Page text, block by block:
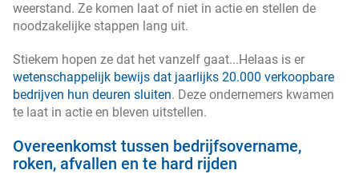
weerstand. Ze komen laat of niet in actie en stellen de
noodzakelijke stappen lang uit.
Stiekem hopen ze dat het vanzelf gaat...Helaas is er
wetenschappelijk bewijs dat jaarlijks 20.000 verkoopbare
bedrijven hun deuren sluiten. Deze ondernemers kwamen
te laat in actie en bleven uitstellen.
Overeenkomst tussen bedrijfsovername,
roken, afvallen en te hard rijden